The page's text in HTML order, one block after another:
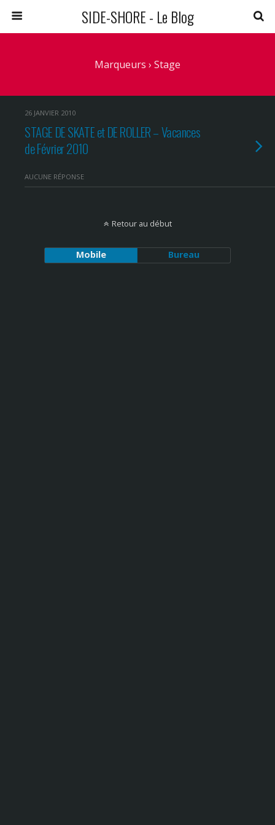
SIDE-SHORE - Le Blog
Marqueurs › Stage
26 JANVIER 2010
STAGE DE SKATE et DE ROLLER – Vacances
de Février 2010
AUCUNE RÉPONSE
Retour au début
Mobile Bureau